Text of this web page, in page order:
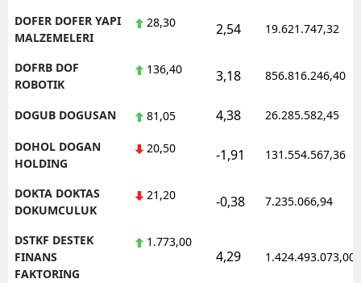
DOFER DOFER YAPI
MALZEMELERI
28,30 2,54 19.621.747,32
DOFRB DOF
ROBOTIK
136,40 3,18 856.816.246,40
DOGUB DOGUSAN 81,05 4,38 26.285.582,45
DOHOL DOGAN
HOLDING
20,50 -1,91 131.554.567,36
DOKTA DOKTAS
DOKUMCULUK
21,20 -0,38 7.235.066,94
DSTKF DESTEK
FINANS
FAKTORING
1.773,00
4,29 1.424.493.073,00